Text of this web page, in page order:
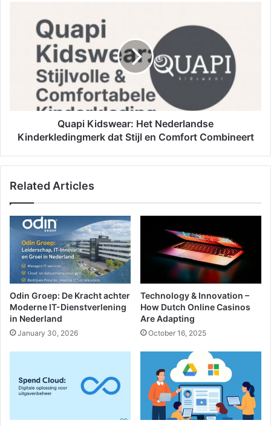
Quapi Kidswear: Het Nederlandse
Kinderkledingmerk dat Stijl en Comfort Combineert
Related Articles
Odin Groep: De Kracht achter
Moderne IT-Dienstverlening
in Nederland
January 30, 2026
Technology & Innovation –
How Dutch Online Casinos
Are Adapting
October 16, 2025